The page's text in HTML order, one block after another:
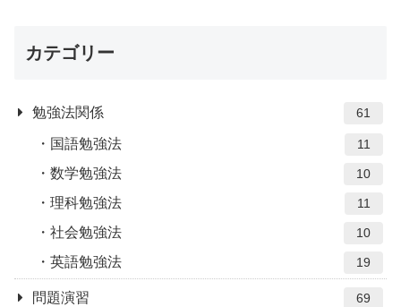
カテゴリー
勉強法関係 61
国語勉強法 11
数学勉強法 10
理科勉強法 11
社会勉強法 10
英語勉強法 19
問題演習 69